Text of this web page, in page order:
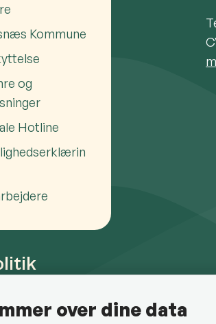
Kommune
og
Hotline
over dine data